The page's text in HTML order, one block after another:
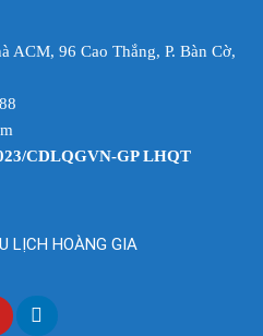
ACM, 96 Cao Thắng, P. Bàn Cờ,
CDLQGVN-GP LHQT
LỊCH HOÀNG GIA